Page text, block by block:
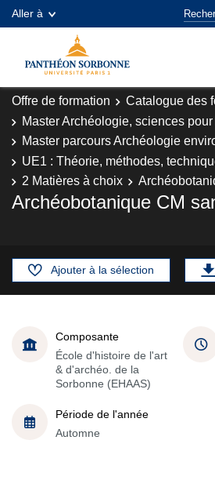
Aller à
Offre de formation Catalogue des
Master Archéologie, sciences
Master parcours Archéologie
UE1 : Théorie, méthodes,
2 Matières à choix
Archéobotanique CM
Ajouter à la sélection
Composante
École d'histoire de l'art
& d'archéo. de la
Sorbonne (EHAAS)
Période de l'année
Automne